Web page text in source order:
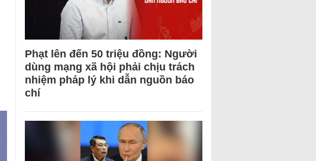
Phạt lên đến 50 triệu đồng: Người
dùng mạng xã hội phải chịu trách
nhiệm pháp lý khi dẫn nguồn báo
chí